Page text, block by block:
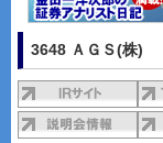
3648 ＡＧＳ(株)